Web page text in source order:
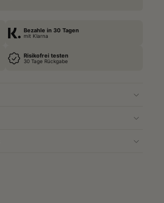
Bezahle in 30 Tagen
mit Klarna
Risikofrei testen
30 Tage Rückgabe